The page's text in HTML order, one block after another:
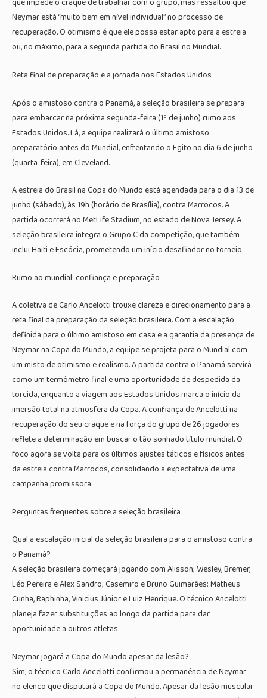
que impede o craque de trabalhar com o grupo, mas ressaltou que
Neymar está “muito bem em nível individual” no processo de
recuperação. O otimismo é que ele possa estar apto para a estreia
ou, no máximo, para a segunda partida do Brasil no Mundial.
Reta final de preparação e a jornada nos Estados Unidos
Após o amistoso contra o Panamá, a seleção brasileira se prepara
para embarcar na próxima segunda-feira (1º de junho) rumo aos
Estados Unidos. Lá, a equipe realizará o último amistoso
preparatório antes do Mundial, enfrentando o Egito no dia 6 de junho
(quarta-feira), em Cleveland.
A estreia do Brasil na Copa do Mundo está agendada para o dia 13 de
junho (sábado), às 19h (horário de Brasília), contra Marrocos. A
partida ocorrerá no MetLife Stadium, no estado de Nova Jersey. A
seleção brasileira integra o Grupo C da competição, que também
inclui Haiti e Escócia, prometendo um início desafiador no torneio.
Rumo ao mundial: confiança e preparação
A coletiva de Carlo Ancelotti trouxe clareza e direcionamento para a
reta final da preparação da seleção brasileira. Com a escalação
definida para o último amistoso em casa e a garantia da presença de
Neymar na Copa do Mundo, a equipe se projeta para o Mundial com
um misto de otimismo e realismo. A partida contra o Panamá servirá
como um termômetro final e uma oportunidade de despedida da
torcida, enquanto a viagem aos Estados Unidos marca o início da
imersão total na atmosfera da Copa. A confiança de Ancelotti na
recuperação do seu craque e na força do grupo de 26 jogadores
reflete a determinação em buscar o tão sonhado título mundial. O
foco agora se volta para os últimos ajustes táticos e físicos antes
da estreia contra Marrocos, consolidando a expectativa de uma
campanha promissora.
Perguntas frequentes sobre a seleção brasileira
Qual a escalação inicial da seleção brasileira para o amistoso contra
o Panamá?
A seleção brasileira começará jogando com Alisson; Wesley, Bremer,
Léo Pereira e Alex Sandro; Casemiro e Bruno Guimarães; Matheus
Cunha, Raphinha, Vinicius Júnior e Luiz Henrique. O técnico Ancelotti
planeja fazer substituições ao longo da partida para dar
oportunidade a outros atletas.
Neymar jogará a Copa do Mundo apesar da lesão?
Sim, o técnico Carlo Ancelotti confirmou a permanência de Neymar
no elenco que disputará a Copa do Mundo. Apesar da lesão muscular